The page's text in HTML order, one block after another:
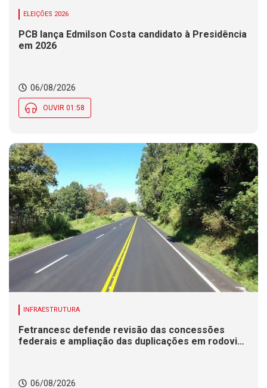
ELEIÇÕES 2026
PCB lança Edmilson Costa candidato à Presidência
em 2026
06/08/2026
OUVIR 01:58
INFRAESTRUTURA
Fetrancesc defende revisão das concessões
federais e ampliação das duplicações em rodovias
06/08/2026